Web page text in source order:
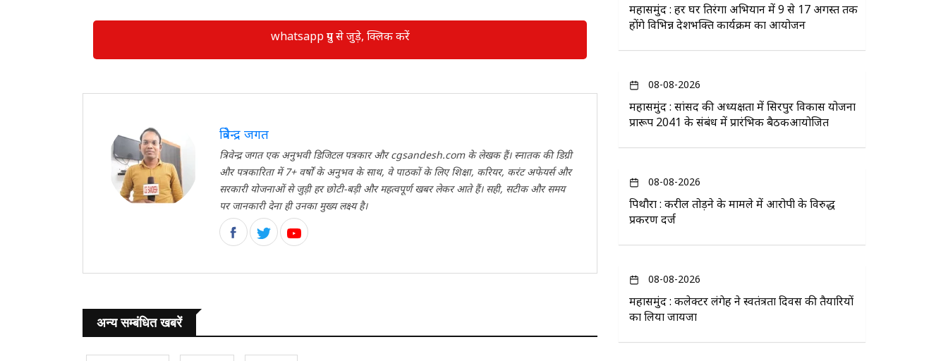
whatsapp ग्रुप से जुड़े, क्लिक करें
त्रिवेन्द्र जगत
त्रिवेन्द्र जगत एक अनुभवी डिजिटल पत्रकार और cgsandesh.com के लेखक हैं। स्नातक की डिग्री
और पत्रकारिता में 7+ वर्षों के अनुभव के साथ, वे पाठकों के लिए शिक्षा, करियर, करंट अफेयर्स और
सरकारी योजनाओं से जुड़ी हर छोटी-बड़ी और महत्वपूर्ण खबर लेकर आते हैं। सही, सटीक और समय
पर जानकारी देना ही उनका मुख्य लक्ष्य है।
अन्य सम्बंधित खबरें
महासमुंद : हर घर तिरंगा अभियान में 9 से 17 अगस्त तक
होंगे विभिन्न देशभक्ति कार्यक्रम का आयोजन
08-08-2026
महासमुंद : सांसद की अध्यक्षता में सिरपुर विकास योजना
प्रारूप 2041 के संबंध में प्रारंभिक बैठकआयोजित
08-08-2026
पिथौरा : करील तोड़ने के मामले में आरोपी के विरुद्ध
प्रकरण दर्ज
08-08-2026
महासमुंद : कलेक्टर लंगेह ने स्वतंत्रता दिवस की तैयारियों
का लिया जायजा